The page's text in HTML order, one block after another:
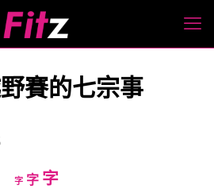
賽的七宗事
字Decrease
字Reset
字Increase